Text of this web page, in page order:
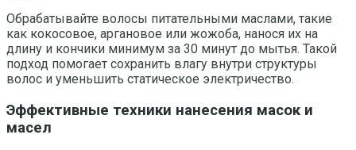
Обрабатывайте волосы питательными маслами, такие
как кокосовое, аргановое или жожоба, нанося их на
длину и кончики минимум за 30 минут до мытья. Такой
подход помогает сохранить влагу внутри структуры
волос и уменьшить статическое электричество.
Эффективные техники нанесения масок и
масел